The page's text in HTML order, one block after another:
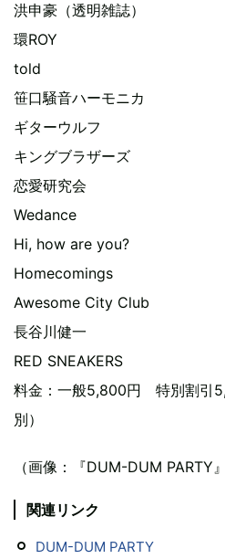
洪申豪（透明雑誌）
環ROY
told
笹口騒音ハーモニカ
ギターウルフ
キングブラザーズ
恋愛研究会
Wedance
Hi, how are you?
Homecomings
Awesome City Club
長谷川健一
RED SNEAKERS
料金：一般5,800円 特別割引
別）
（画像：『DUM-DUM PARTY
関連リンク
DUM-DUM PARTY